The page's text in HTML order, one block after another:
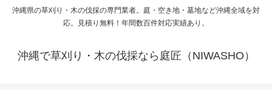
沖縄県の草刈り・木の伐採の専門業者。庭・空き地・墓地など沖縄全域を対
応。見積り無料！年間数百件対応実績あり。
沖縄で草刈り・木の伐採なら庭匠（NIWASHO）